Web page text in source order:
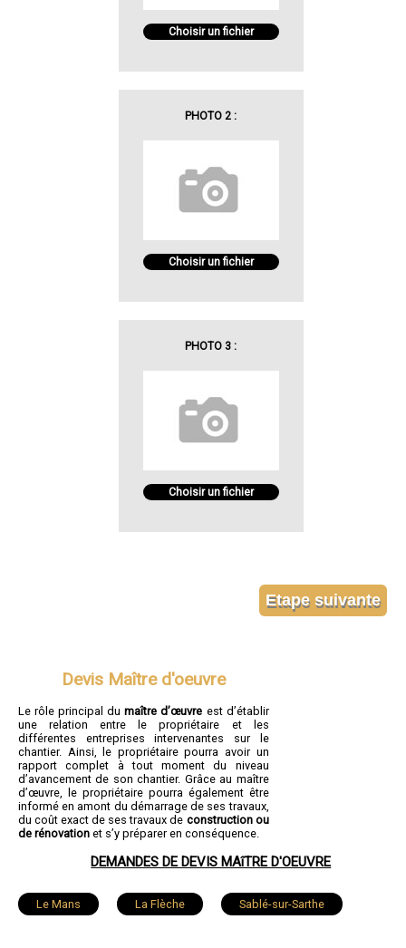
Choisir un fichier
PHOTO 2 :
Choisir un fichier
PHOTO 3 :
Choisir un fichier
Devis Maître d'oeuvre
Le rôle principal dumaître d’œuvre est d’établir
une relation entre le propriétaire et les
différentes entreprises intervenantes sur le
chantier. Ainsi, le propriétaire pourra avoir un
rapport complet à tout moment du niveau
d’avancement de son chantier. Grâce au maître
d’œuvre, le propriétaire pourra également être
informé en amont du démarrage de ses travaux,
du coût exact de ses travaux de construction ou
de rénovation et s’y préparer en conséquence.
DEMANDES DE DEVIS MAîTRE D'OEUVRE
Le Mans La Flèche Sablé-sur-Sarthe